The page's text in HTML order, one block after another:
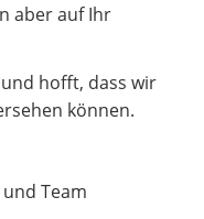
aber auf Ihr
hofft, dass wir
können.
Team